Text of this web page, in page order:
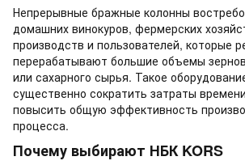
Непрерывные бражные колонны
домашних винокуров, фермерских
производств и пользователей, которые
перерабатывают большие объемы
или сахарного сырья. Такое
существенно сократить затраты
повысить общую эффективность
процесса.
Почему выбирают НБК KORS